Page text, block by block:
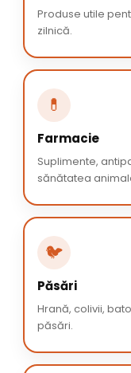
Produse utile
zilnică.
💊
Farmacie
Suplimente,
sănătatea
🐦
Păsări
Hrană, colivii,
păsări.